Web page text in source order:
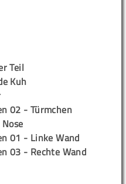
Teil
Kuh
02 - Türmchen
01 - Linke Wand
03 - Rechte Wand